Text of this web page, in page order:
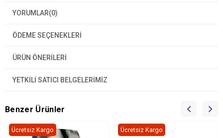
YORUMLAR(0)
ÖDEME SEÇENEKLERI
ÜRÜN ÖNERILERI
YETKİLİ SATICI BELGELERİMİZ
Benzer Ürünler
Ücretsiz Kargo Ücretsiz Kargo